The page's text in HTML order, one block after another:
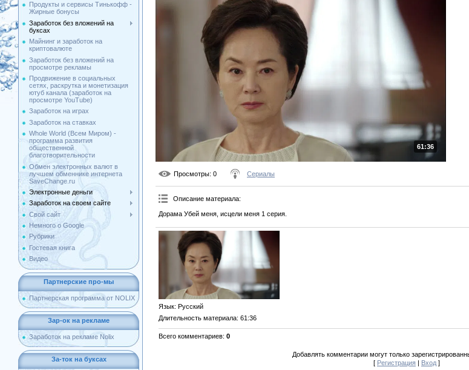
Продукты и сервисы Тинькофф -
Жирные бонусы
Заработок без вложений на
буксах
Майнинг и заработок на
криптовалюте
Заработок без вложений на
просмотре рекламы
Продвижение в социальных
сетях, раскрутка и монетизация
ютуб канала (заработок на
просмотре YouTube)
Заработок на играх
Заработок на ставках
Whole World (Всем Миром) -
программа развития
общественной
благотворительности
Обмен электронных валют в
лучшем обменнике интернета
SaveChange.ru
Электронные деньги
Заработок на своем сайте
Свой сайт
Немного о Google
Рубрики
Гостевая книга
Видео
Партнерские про-мы
Партнерская программа от NOLIX
Зар-ок на рекламе
Заработок на рекламе Nolix
За-ток на буксах
61:36
Просмотры: 0 Сериалы
Описание материала:
Дорама Убей меня, исцели меня 1 серия.
Язык: Русский
Длительность материала: 61:36
Всего комментариев: 0
Добавлять комментарии могут только
[ Регистрация | Вход ]